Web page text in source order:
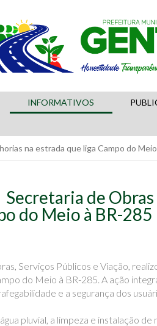
INFORMATIVOS
na estrada que liga Campo do
Secretaria de
do Meio à BR-285
Serviços Públicos e Viação,
do Meio à BR-285. A ação
e a segurança dos
pluvial, a limpeza e instalação de